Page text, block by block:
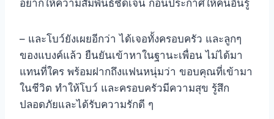
อยากให้ความสัมพันธ์ชัดเจน ก่อนประกาศให้คนอื่นรู้
– และโบว์ยังเผยอีกว่า ได้เจอทั้งครอบครัว และลูกๆ
ของแบงค์แล้ว ยืนยันเข้าหาในฐานะเพื่อน ไม่ได้มา
แทนที่ใคร พร้อมฝากถึงแฟนหนุ่มว่า ขอบคุณที่เข้ามา
ในชีวิต ทำให้โบว์ และครอบครัวมีความสุข รู้สึก
ปลอดภัยและได้รับความรักดี ๆ